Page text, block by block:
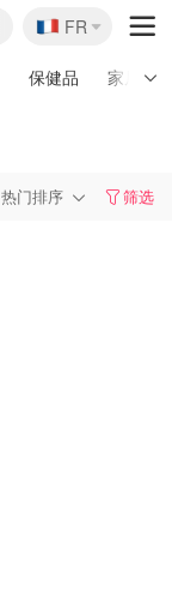
🇫🇷
FR
保健品 家居生
热门排序 筛选